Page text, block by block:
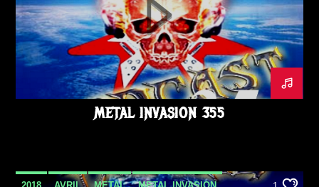
METAL INVASION 355